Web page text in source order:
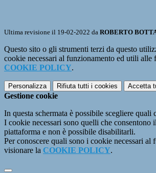
Ultima revisione il 19-02-2022 da ROBERTO
Questo sito o gli strumenti terzi da questo
cookie necessari al funzionamento ed utili alle
COOKIE POLICY.
Personalizza Rifiuta tutti i cookies Accetta
Gestione cookie
In questa schermata è possibile scegliere quali
I cookie necessari sono quelli che consentono
piattaforma e non è possibile disabilitarli.
Per conoscere quali sono i cookie necessari al
visionare la COOKIE POLICY.